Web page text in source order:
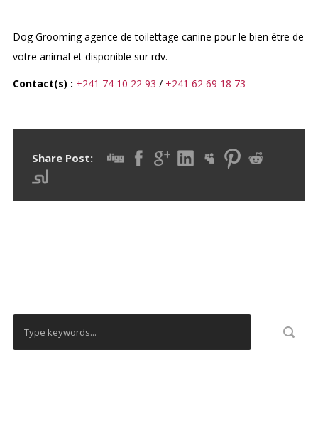
Dog Grooming agence de toilettage canine pour le bien être de
votre animal et disponible sur rdv.
Contact(s) : +241 74 10 22 93 / +241 62 69 18 73
Share Post: